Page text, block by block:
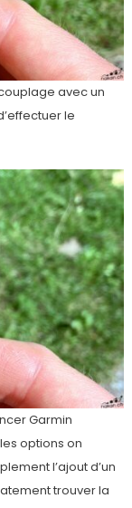
avec un
le
Garmin
options on
l’ajout d’un
trouver la